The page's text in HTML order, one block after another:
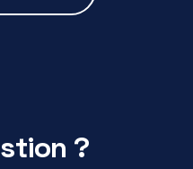
?